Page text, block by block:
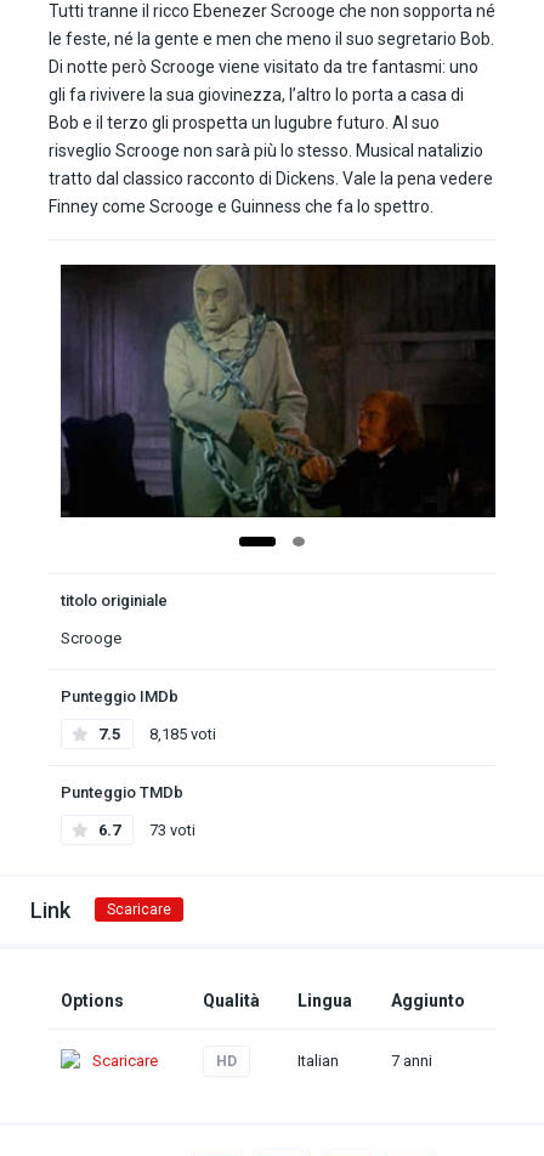
Tutti tranne il ricco Ebenezer Scrooge che non sopporta né
le feste, né la gente e men che meno il suo segretario Bob.
Di notte però Scrooge viene visitato da tre fantasmi: uno
gli fa rivivere la sua giovinezza, l’altro lo porta a casa di
Bob e il terzo gli prospetta un lugubre futuro. Al suo
risveglio Scrooge non sarà più lo stesso. Musical natalizio
tratto dal classico racconto di Dickens. Vale la pena vedere
Finney come Scrooge e Guinness che fa lo spettro.
titolo originiale
Scrooge
Punteggio IMDb
7.5 8,185 voti
Punteggio TMDb
6.7 73 voti
Link Scaricare
Options Qualità Lingua Aggiunto
Scaricare HD Italian 7 anni